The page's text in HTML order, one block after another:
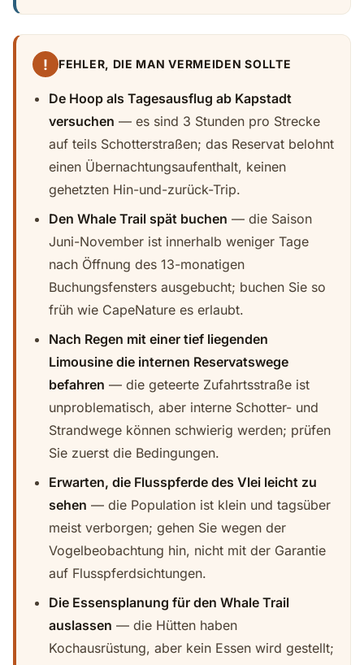
! FEHLER, DIE MAN VERMEIDEN SOLLTE
De Hoop als Tagesausflug ab Kapstadt
versuchen — es sind 3 Stunden pro Strecke
auf teils Schotterstraßen; das Reservat belohnt
einen Übernachtungsaufenthalt, keinen
gehetzten Hin-und-zurück-Trip.
Den Whale Trail spät buchen — die Saison
Juni-November ist innerhalb weniger Tage
nach Öffnung des 13-monatigen
Buchungsfensters ausgebucht; buchen Sie so
früh wie CapeNature es erlaubt.
Nach Regen mit einer tief liegenden
Limousine die internen Reservatswege
befahren — die geteerte Zufahrtsstraße ist
unproblematisch, aber interne Schotter- und
Strandwege können schwierig werden; prüfen
Sie zuerst die Bedingungen.
Erwarten, die Flusspferde des Vlei leicht zu
sehen — die Population ist klein und tagsüber
meist verborgen; gehen Sie wegen der
Vogelbeobachtung hin, nicht mit der Garantie
auf Flusspferdsichtungen.
Die Essensplanung für den Whale Trail
auslassen — die Hütten haben
Kochausrüstung, aber kein Essen wird gestellt;